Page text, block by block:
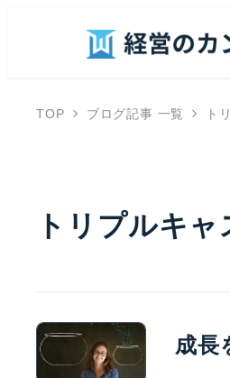
TOP ブログ記事 一覧 ト
トリプルキャ
成長